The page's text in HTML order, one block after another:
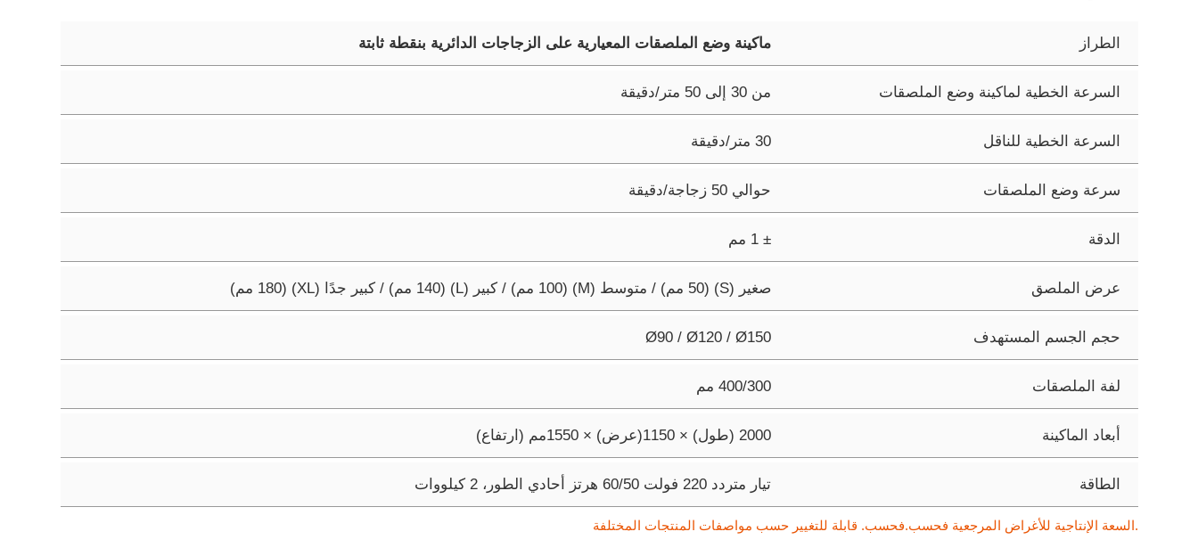
الطراز ماكينة وضع الملصقات المعيارية على الزجاجات الدائرية بنقطة ثابتة
السرعة الخطية لماكينة وضع الملصقات من 30 إلى 50 متر/دقيقة
السرعة الخطية للناقل 30 متر/دقيقة
سرعة وضع الملصقات حوالي 50 زجاجة/دقيقة
الدقة ± 1 مم
عرض الملصق صغير (S) ‏(50 مم) / متوسط (M) ‏(100 مم) / كبير (L) ‏(140 مم) / كبير جدًا (XL) ‏(180 مم)
حجم الجسم المستهدف Ø90 / Ø120 / Ø150
لفة الملصقات 300‏/400 مم
أبعاد الماكينة 2000 (طول) × 1150(عرض) × 1550مم (ارتفاع)
الطاقة تيار متردد 220 فولت 50‏/60 هرتز أحادي الطور، 2 كيلووات
السعة الإنتاجية للأغراض المرجعية فحسب.فحسب. قابلة للتغيير حسب مواصفات المنتجات المختلفة.